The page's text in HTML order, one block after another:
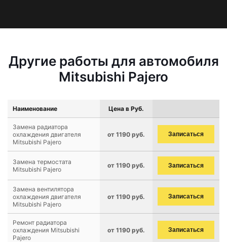
Другие работы для автомобиля
Mitsubishi Pajero
Наименование Цена в Руб.
Замена радиатора
охлаждения двигателя
Mitsubishi Pajero
от 1190 руб. Записаться
Замена термостата
Mitsubishi Pajero
от 1190 руб. Записаться
Замена вентилятора
охлаждения двигателя
Mitsubishi Pajero
от 1190 руб. Записаться
Ремонт радиатора
охлаждения Mitsubishi
Pajero
от 1190 руб. Записаться